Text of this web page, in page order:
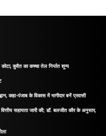
कुवैत का कच्चा तेल निर्यात शून्य
कहा-पंजाब के विकास में भागीदार बनें प्रवासी
सहायता जारी की; डॉ. बलजीत कौर के अनुसार,